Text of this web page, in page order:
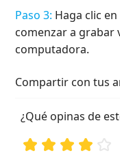
Paso 3: Haga clic
comenzar a grabar
computadora.
Compartir con tus
¿Qué opinas de